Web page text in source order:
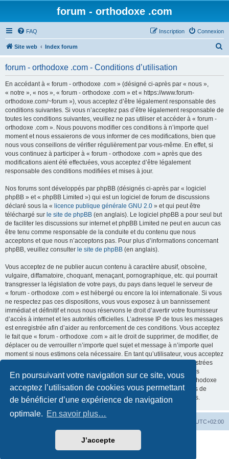
En poursuivant votre navigation sur ce site, vous
acceptez l’utilisation de cookies vous permettant
de bénéficier d’une expérience de navigation
optimale. En savoir plus…
J’accepte
forum - orthodoxe .com
FAQ Connexion
Inscription
Site web Index forum
forum - orthodoxe .com - Conditions d’utilisation
En accédant à « forum - orthodoxe .com » (désigné ci-après par « nous »,
« notre », « nos », « forum - orthodoxe .com » et « https://www.forum-
orthodoxe.com/~forum »), vous acceptez d’être légalement responsable des
conditions suivantes. Si vous n’acceptez pas d’être légalement responsable de
toutes les conditions suivantes, veuillez ne pas utiliser et accéder à « forum -
orthodoxe .com ». Nous pouvons modifier ces conditions à n’importe quel
moment et nous essaierons de vous informer de ces modifications, bien que
nous vous conseillons de vérifier régulièrement par vous-même. En effet, si
vous continuez à participer à « forum - orthodoxe .com » après que des
modifications aient été effectuées, vous acceptez d’être légalement
responsable des conditions modifiées et mises à jour.
Nos forums sont développés par phpBB (désignés ci-après par « logiciel
phpBB » et « phpBB Limited ») qui est un logiciel de forum de discussions
déclaré sous la « licence publique générale GNU 2.0 » et qui peut être
téléchargé sur le site de phpBB (en anglais). Le logiciel phpBB a pour seul but
de faciliter les discussions sur internet et phpBB Limited ne peut en aucun cas
être tenu comme responsable de la conduite et du contenu que nous
acceptons et que nous n’acceptons pas. Pour plus d’informations concernant
phpBB, veuillez consulter le site de phpBB (en anglais).
Vous acceptez de ne publier aucun contenu à caractère abusif, obscène,
vulgaire, diffamatoire, choquant, menaçant, pornographique, etc. qui pourrait
transgresser la législation de votre pays, du pays dans lequel le serveur de
« forum - orthodoxe .com » est hébergé ou encore la loi internationale. Si vous
ne respectez pas ces dispositions, vous vous exposez à un bannissement
immédiat et définitif et nous nous réservons le droit d’avertir votre fournisseur
d’accès à internet et les autorités officielles. L’adresse IP de tous les messages
est enregistrée afin d’aider au renforcement de ces conditions. Vous acceptez
le fait que « forum - orthodoxe .com » ait le droit de supprimer, de modifier, de
déplacer ou de verrouiller n’importe quel sujet et message à n’importe quel
moment si nous estimons cela nécessaire. En tant qu’utilisateur, vous acceptez
que toutes les informations que vous avez renseignées soient enregistrées
dans notre base de données. Bien que ces informations ne seront pas
diffusées à une tierce partie sans votre consentement, ni « forum - orthodoxe
.com », ni phpBB, ne pourront être tenus comme responsables en cas de
tentative de piratage informatique visant à compromettre vos données.
UTC+02:00
phpBB® Forum Software © phpBB Limited
©